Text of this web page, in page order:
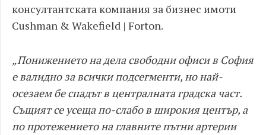
консултантската компания за бизнес имоти
Cushman & Wakefield | Forton.
„Понижението на дела свободни офиси в София
е валидно за всички подсегменти, но най-
осезаем бе спадът в централната градска част.
Същият се усеща по-слабо в широкия център, а
по протежението на главните пътни артерии